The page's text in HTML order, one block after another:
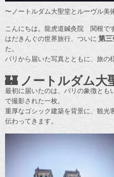
〜ノートルダム大聖堂とルーヴル美
こんにちは。龍虎道鍼灸院 関根です
はだきんぐの世界旅行、ついに 第三
た。
パリから届いた写真とともに、旅の
🏰 ノートルダム大
最初に届いたのは、パリの象徴とも
で撮影された一枚。
重厚なゴシック建築を背景に、観光
伝わってきます。